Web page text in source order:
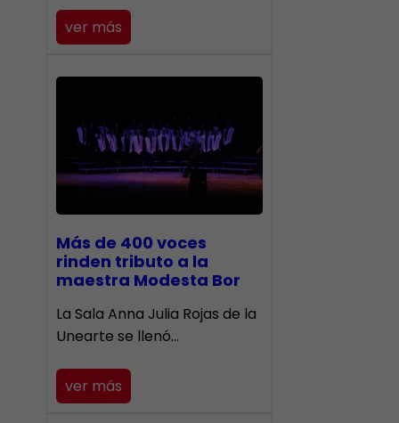
ver más
Más de 400 voces
rinden tributo a la
maestra Modesta Bor
​La Sala Anna Julia Rojas de la
Unearte se llenó…
ver más